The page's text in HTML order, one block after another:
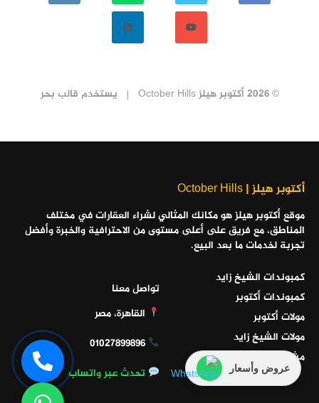
عروض وأسعار
© 2026 أكتوبر هيلز October Hills يستخدم قالب بحر
أكتوبر هيلز | October Hills
موقع أكتوبر هيلز هو مكانك المثالي لشراء العقارات في مختلف
المناطق، مع فريق على أعلى مستوى من الاحترافية والخبرة وأفضل
تجربة لخدمات ما بعد البيع.
كمبوندات الشيخ زايد
كمبوندات أكتوبر
مولات أكتوبر
مولات الشيخ زايد
مشاريع الساحل الشمالي
تواصل معنا
القاهرة، مصر
01027899896
تحدث عبر واتساب